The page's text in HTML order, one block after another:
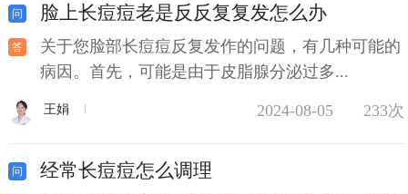
脸上长痘痘老是反反复复发怎么办
关于您脸部长痘痘反复发作的问题，有几种可能的
病因。首先，可能是由于皮脂腺分泌过多...
王娟 2024-08-05 233次
经常长痘痘怎么调理